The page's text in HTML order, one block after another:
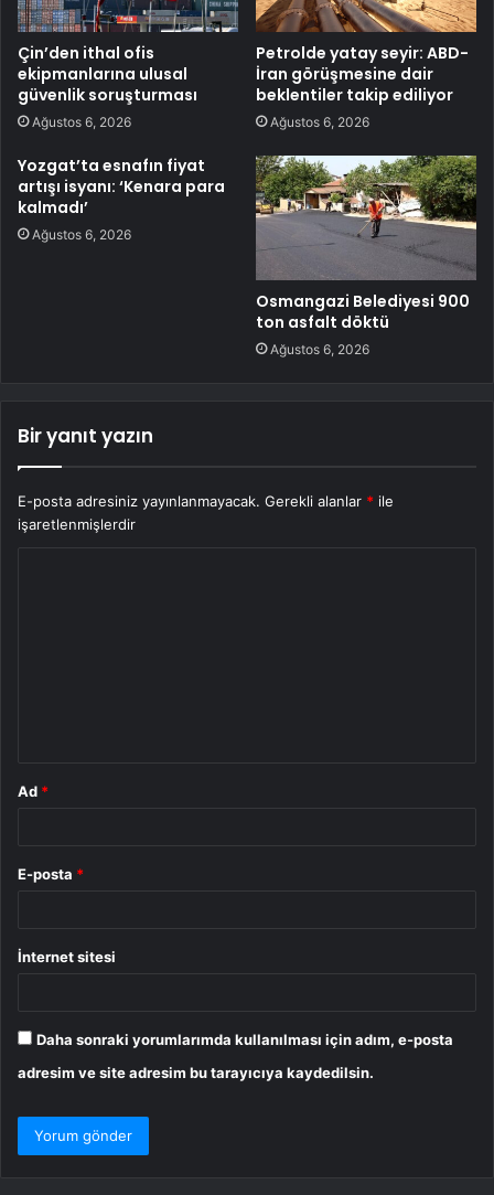
Çin’den ithal ofis
ekipmanlarına ulusal
güvenlik soruşturması
Ağustos 6, 2026
Petrolde yatay seyir: ABD-
İran görüşmesine dair
beklentiler takip ediliyor
Ağustos 6, 2026
Yozgat’ta esnafın fiyat
artışı isyanı: ‘Kenara para
kalmadı’
Ağustos 6, 2026
Osmangazi Belediyesi 900
ton asfalt döktü
Ağustos 6, 2026
Bir yanıt yazın
E-posta adresiniz yayınlanmayacak. Gerekli alanlar * ile
işaretlenmişlerdir
Ad *
E-posta *
İnternet sitesi
Daha sonraki yorumlarımda kullanılması için adım, e-posta
adresim ve site adresim bu tarayıcıya kaydedilsin.